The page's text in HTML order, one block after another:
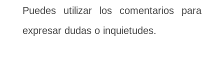
Puedes utilizar los comentarios para
expresar dudas o inquietudes.